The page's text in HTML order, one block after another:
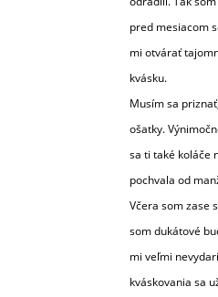
pred mesiacom
mi otvárať
kvásku.
Musím sa
ošatky.
sa ti také koláče
pochvala od
Včera som zase
som dukátové
mi veľmi
kváskovania sa